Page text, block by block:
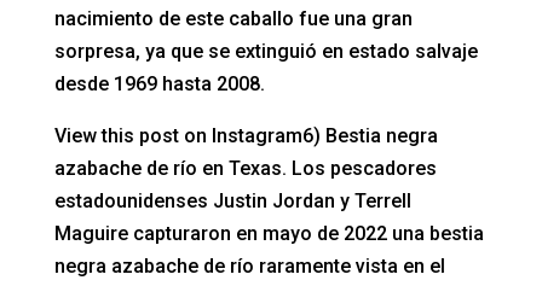
nacimiento de este caballo fue una gran
sorpresa, ya que se extinguió en estado salvaje
desde 1969 hasta 2008.
View this post on Instagram6) Bestia negra
azabache de río en Texas. Los pescadores
estadounidenses Justin Jordan y Terrell
Maguire capturaron en mayo de 2022 una bestia
negra azabache de río raramente vista en el